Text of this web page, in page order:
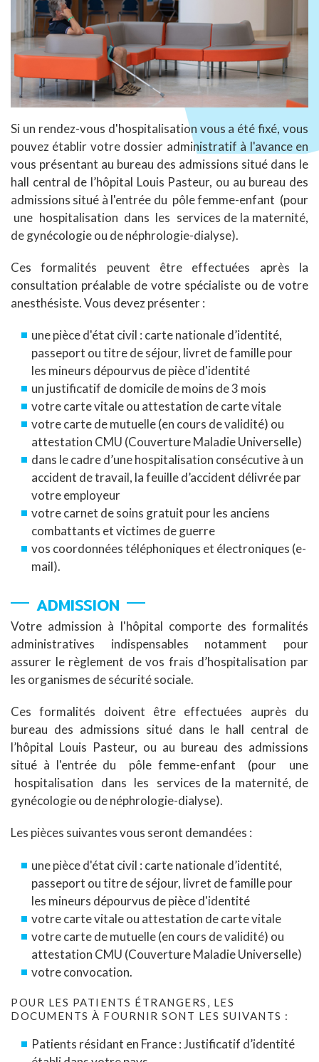
Si un rendez-vous d'hospitalisation vous a été fixé, vous
pouvez établir votre dossier administratif à l'avance en
vous présentant au bureau des admissions situé dans le
hall central de l’hôpital Louis Pasteur, ou au bureau des
admissions situé à l'entrée du pôle femme-enfant (pour
une hospitalisation dans les services de la maternité,
de gynécologie ou de néphrologie-dialyse).
Ces formalités peuvent être effectuées après la
consultation préalable de votre spécialiste ou de votre
anesthésiste. Vous devez présenter :
une pièce d'état civil : carte nationale d’identité,
passeport ou titre de séjour, livret de famille pour
les mineurs dépourvus de pièce d'identité
un justificatif de domicile de moins de 3 mois
votre carte vitale ou attestation de carte vitale
votre carte de mutuelle (en cours de validité) ou
attestation CMU (Couverture Maladie Universelle)
dans le cadre d’une hospitalisation consécutive à un
accident de travail, la feuille d’accident délivrée par
votre employeur
votre carnet de soins gratuit pour les anciens
combattants et victimes de guerre
vos coordonnées téléphoniques et électroniques (e-
mail).
ADMISSION
Votre admission à l'hôpital comporte des formalités
administratives indispensables notamment pour
assurer le règlement de vos frais d’hospitalisation par
les organismes de sécurité sociale.
Ces formalités doivent être effectuées auprès du
bureau des admissions situé dans le hall central de
l’hôpital Louis Pasteur, ou au bureau des admissions
situé à l'entrée du pôle femme-enfant (pour une
hospitalisation dans les services de la maternité, de
gynécologie ou de néphrologie-dialyse).
Les pièces suivantes vous seront demandées :
une pièce d'état civil : carte nationale d’identité,
passeport ou titre de séjour, livret de famille pour
les mineurs dépourvus de pièce d'identité
votre carte vitale ou attestation de carte vitale
votre carte de mutuelle (en cours de validité) ou
attestation CMU (Couverture Maladie Universelle)
votre convocation.
POUR LES PATIENTS ÉTRANGERS, LES
DOCUMENTS À FOURNIR SONT LES SUIVANTS :
Patients résidant en France : Justificatif d’identité